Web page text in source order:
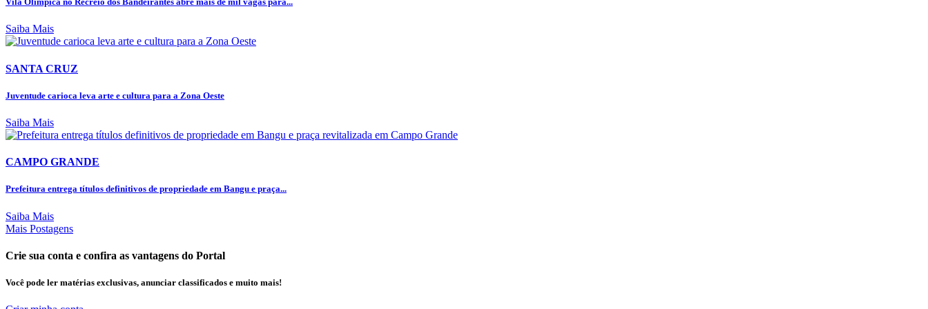
Saiba Mais
SANTA CRUZ
Juventude carioca leva arte e cultura para a Zona Oeste
Saiba Mais
CAMPO GRANDE
Prefeitura entrega títulos definitivos de propriedade em Bangu e praça...
Saiba Mais
Mais Postagens
Crie sua conta e confira as vantagens do Portal
Você pode ler matérias exclusivas, anunciar classificados e muito mais!